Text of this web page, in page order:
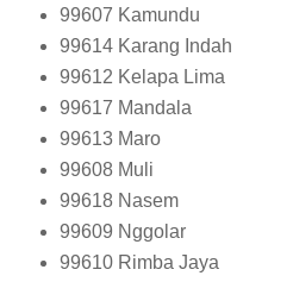
99607 Kamundu
99614 Karang Indah
99612 Kelapa Lima
99617 Mandala
99613 Maro
99608 Muli
99618 Nasem
99609 Nggolar
99610 Rimba Jaya